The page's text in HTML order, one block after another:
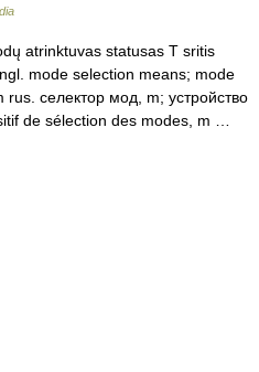
atrinktuvas statusas T sritis
mode selection means; mode
селектор мод, m; устройство
de sélection des modes, m …